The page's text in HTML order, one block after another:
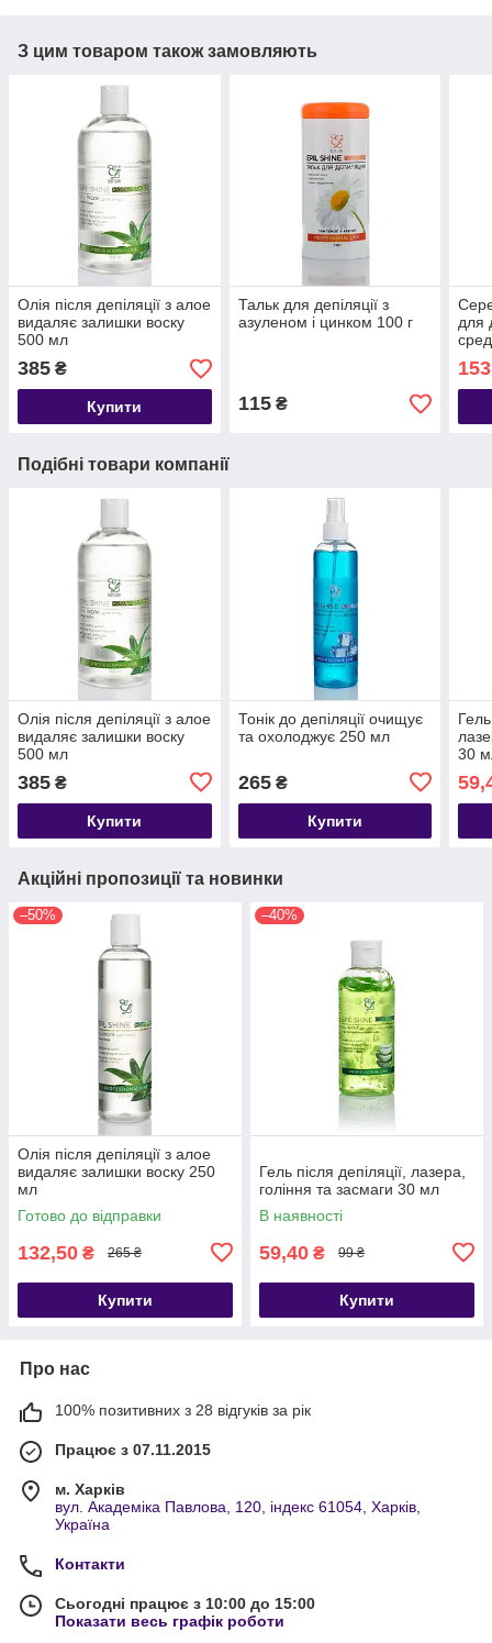
З цим товаром також замовляють
Олія після депіляції з алое
видаляє залишки воску
500 мл
385 ₴
Купити
Тальк для депіляції з
азуленом і цинком 100 г
115₴
для
153
Подібні товари компанії
Олія після депіляції з алое
видаляє залишки воску
500 мл
385 ₴
Купити
Тонік до депіляції очищує
та охолоджує 250 мл
265₴
Купити
30
Акційні пропозиції та новинки
–50%
Олія після депіляції з алое
видаляє залишки воску 250
мл
Готово до відправки
132,50 ₴ 265 ₴
Купити
–40%
Гель після депіляції, лазера,
гоління та засмаги 30 мл
В наявності
59,40 ₴ 99 ₴
Купити
Про нас
100% позитивних з 28 відгуків за рік
Працює з 07.11.2015
м. Харків
вул. Академіка Павлова, 120, індекс 61054, Харків,
Україна
Контакти
Сьогодні працює з 10:00 до 15:00
Показати весь графік роботи